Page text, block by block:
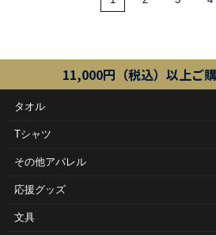
11,000円（税込）以上ご
タオル
Tシャツ
その他アパレル
応援グッズ
文具